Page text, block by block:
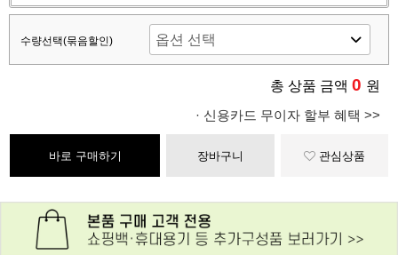
수량선택(묶음할인)
총 상품 금액 0 원
· 신용카드 무이자 할부 혜택 >>
바로 구매하기 장바구니 관심상품